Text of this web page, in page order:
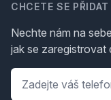
CHCETE SE
Nechte nám na
jak se zaregistrovat
Telefon